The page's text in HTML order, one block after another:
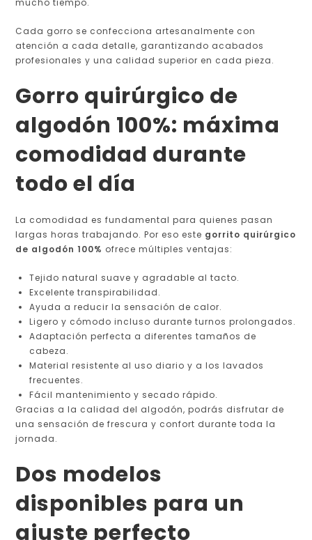
Cada gorro se confecciona artesanalmente con
atención a cada detalle, garantizando acabados
profesionales y una calidad superior en cada pieza.
Gorro quirúrgico de
algodón 100%: máxima
comodidad durante
todo el día
La comodidad es fundamental para quienes pasan
largas horas trabajando. Por eso este gorrito quirúrgico
de algodón 100% ofrece múltiples ventajas:
Tejido natural suave y agradable al tacto.
Excelente transpirabilidad.
Ayuda a reducir la sensación de calor.
Ligero y cómodo incluso durante turnos prolongados.
Adaptación perfecta a diferentes tamaños de
cabeza.
Material resistente al uso diario y a los lavados
frecuentes.
Fácil mantenimiento y secado rápido.
Gracias a la calidad del algodón, podrás disfrutar de
una sensación de frescura y confort durante toda la
jornada.
Dos modelos
disponibles para un
ajuste perfecto